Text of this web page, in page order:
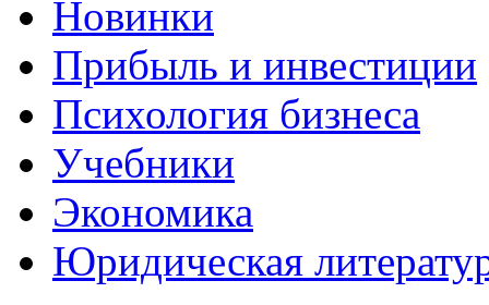
Новинки
Прибыль и инвестиции
Психология бизнеса
Учебники
Экономика
Юридическая